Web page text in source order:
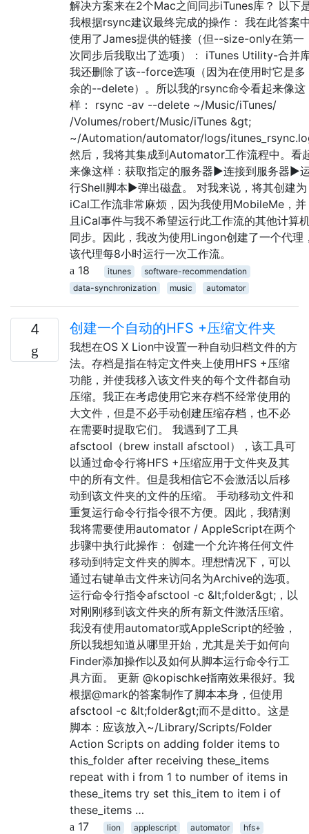
解决方案来在2个Mac之间同步iTunes库？ 以下
我根据rsync建议最终完成的操作： 我在此答案
使用了James提供的链接（但--size-only在第一
次同步后我取出了选项）： iTunes Utility-合并
我还删除了该--force选项（因为在使用时它是多
余的--delete）。所以我的rsync命令看起来像这
样： rsync -av --delete ~/Music/iTunes/
/Volumes/robert/Music/iTunes &gt;
~/Automation/automator/logs/
然后，我将其集成到Automator工作流程中。看
来像这样：获取指定的服务器►连接到服务器►
行Shell脚本►弹出磁盘。 对我来说，将其创建为
iCal工作流非常麻烦，因为我使用MobileMe，并
且iCal事件与我不希望运行此工作流的其他计算
同步。因此，我改为使用Lingon创建了一个代理
该代理每8小时运行一次工作流。
18
itunes
software-recommendation
data-synchronization
music automator
4 创建一个自动的HFS +压缩文件夹
我想在OS X Lion中设置一种自动归档文件的方
法。存档是指在特定文件夹上使用HFS +压缩
功能，并使我移入该文件夹的每个文件都自动
压缩。我正在考虑使用它来存档不经常使用的
大文件，但是不必手动创建压缩存档，也不必
在需要时提取它们。 我遇到了工具
afsctool（brew install afsctool），该工具可
以通过命令行将HFS +压缩应用于文件夹及其
中的所有文件。但是我相信它不会激活以后移
动到该文件夹​​的文件的压缩。 手动移动文件和
重复运行命令行指令很不方便。因此，我猜测
我将需要使用automator / AppleScript在两个
步骤中执行此操作： 创建一个允许将任何文件
移动到特定文件夹的脚本。理想情况下，可以
通过右键单击文件来访问名为Archive的选项。
运行命令行指令afsctool -c &lt;folder&gt;，以
对刚刚移到该文件夹​​的所有新文件激活压缩。
我没有使用automator或AppleScript的经验，
所以我想知道从哪里开始，尤其是关于如何向
Finder添加操作以及如何从脚本运行命令行工
具方面。 更新 @kopischke指南效果很好。我
根据@mark的答案制作了脚本本身，但使用
afsctool -c &lt;folder&gt;而不是ditto。这是
脚本：应该放入~/Library/Scripts/Folder
Action Scripts on adding folder items to
this_folder after receiving these_items
repeat with i from 1 to number of items in
these_items try set this_item to item i of
these_items …
17
lion applescript automator
hfs+